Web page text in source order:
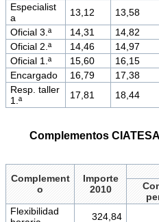
Especialist
a
13,12 13,58
Oficial 3.ª
14,31 14,82
Oficial 2.ª
14,46 14,97
Oficial 1.ª
15,60 16,15
Encargado
16,79 17,38
Resp. taller
1.ª
17,81 18,44
Complementos
Complement
o
Importe
2010
Flexibilidad
324,84